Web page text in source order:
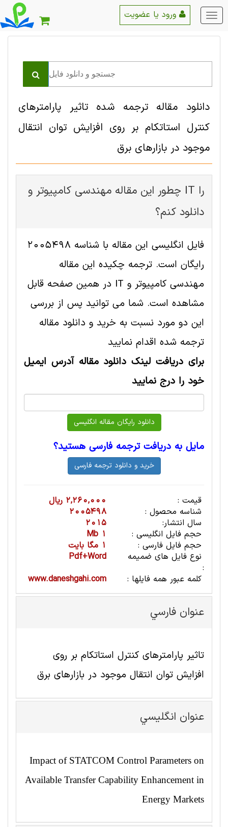
منو
اصلی
دانلود مقاله ترجمه شده تاثیر پارامترهای
کنترل استاتکام بر روی افزایش توان انتقال
موجود در بازارهای برق
چطور این مقاله مهندسی کامپیوتر و IT را
دانلود کنم؟
فایل انگلیسی این مقاله با شناسه 2005498
رایگان است. ترجمه چکیده این مقاله
مهندسی کامپیوتر و IT در همین صفحه قابل
مشاهده است. شما می توانید پس از بررسی
این دو مورد نسبت به خرید و دانلود مقاله
ترجمه شده اقدام نمایید
برای دریافت لینک دانلود مقاله آدرس ایمیل
خود را درج نمایید
مایل به دریافت ترجمه فارسی هستید؟
قیمت :
2,260,000 ریال
شناسه محصول :
2005498
سال انتشار:
2015
حجم فایل انگلیسی :
1 Mb
حجم فایل فارسی :
1 مگا بایت
نوع فایل های ضمیمه
:
Pdf+Word
کلمه عبور همه فایلها :
www.daneshgahi.com
عنوان فارسي
تاثیر پارامترهای کنترل استاتکام بر روی
افزایش توان انتقال موجود در بازارهای برق
عنوان انگليسي
Impact of STATCOM Control Parameters on
Available Transfer Capability Enhancement in
Energy Markets